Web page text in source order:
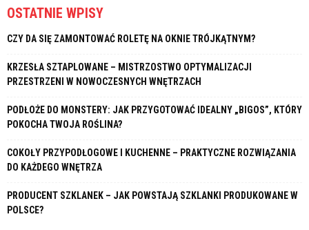
OSTATNIE WPISY
CZY DA SIĘ ZAMONTOWAĆ ROLETĘ NA OKNIE TRÓJKĄTNYM?
KRZESŁA SZTAPLOWANE – MISTRZOSTWO OPTYMALIZACJI
PRZESTRZENI W NOWOCZESNYCH WNĘTRZACH
PODŁOŻE DO MONSTERY: JAK PRZYGOTOWAĆ IDEALNY „BIGOS”, KTÓRY
POKOCHA TWOJA ROŚLINA?
COKOŁY PRZYPODŁOGOWE I KUCHENNE – PRAKTYCZNE ROZWIĄZANIA
DO KAŻDEGO WNĘTRZA
PRODUCENT SZKLANEK – JAK POWSTAJĄ SZKLANKI PRODUKOWANE W
POLSCE?